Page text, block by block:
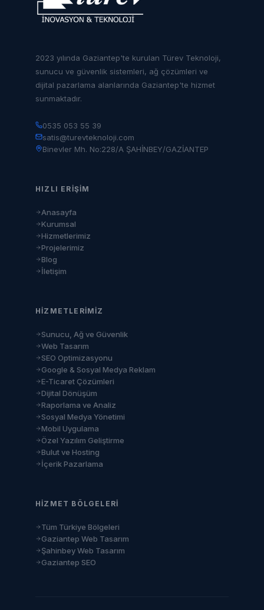
2023 yılında Gaziantep'te kurulan Türev Teknoloji,
sunucu ve güvenlik sistemleri, ağ çözümleri ve
dijital pazarlama alanlarında Gaziantep'te hizmet
sunmaktadır.
0535 053 55 39
satis@turevteknoloji.com
Binevler Mh. No:228/A ŞAHİNBEY/GAZİANTEP
HIZLI ERIŞIM
Anasayfa
Kurumsal
Hizmetlerimiz
Projelerimiz
Blog
İletişim
HIZMETLERIMIZ
Sunucu, Ağ ve Güvenlik
Web Tasarım
SEO Optimizasyonu
Google & Sosyal Medya Reklam
E-Ticaret Çözümleri
Dijital Dönüşüm
Raporlama ve Analiz
Sosyal Medya Yönetimi
Mobil Uygulama
Özel Yazılım Geliştirme
Bulut ve Hosting
İçerik Pazarlama
HIZMET BÖLGELERI
Tüm Türkiye Bölgeleri
Gaziantep Web Tasarım
Şahinbey Web Tasarım
Gaziantep SEO